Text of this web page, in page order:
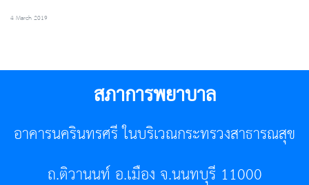
4 March 2019
สภาการพยาบาล
อาคารนครินทรศรี ในบริเวณกระทรวงสาธารณสุข
ถ.ติวานนท์ อ.เมือง จ.นนทบุรี 11000